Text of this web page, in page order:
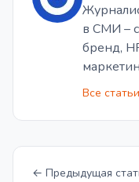
в СМИ –
бренд,
Все статьи
← Предыдущая